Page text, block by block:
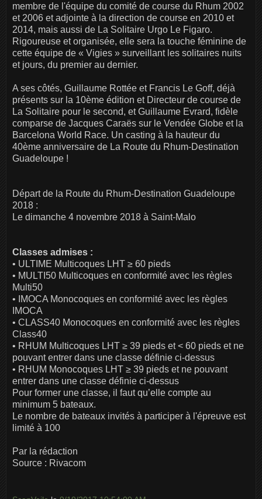
membre de l'équipe du comité de course du Rhum 2002
et 2006 et adjointe à la direction de course en 2010 et
2014, mais aussi de La Solitaire Urgo Le Figaro.
Rigoureuse et organisée, elle sera la touche féminine de
cette équipe de « Vigies » surveillant les solitaires nuits
et jours, du premier au dernier.
A ses côtés, Guillaume Rottée et Francis Le Goff, déjà
présents sur la 10ème édition et Directeur de course de
La Solitaire pour le second, et Guillaume Evrard, fidèle
comparse de Jacques Caraës sur le Vendée Globe et la
Barcelona World Race. Un casting à la hauteur du
40ème anniversaire de La Route du Rhum-Destination
Guadeloupe !
Départ de la Route du Rhum-Destination Guadeloupe
2018 :
Le dimanche 4 novembre 2018 à Saint-Malo
Classes admises :
• ULTIME Multicoques LHT ≥ 60 pieds
• MULTI50 Multicoques en conformité avec les règles
Multi50
• IMOCA Monocoques en conformité avec les règles
IMOCA
• CLASS40 Monocoques en conformité avec les règles
Class40
• RHUM Multicoques LHT ≥ 39 pieds et < 60 pieds et ne
pouvant entrer dans une classe définie ci-dessus
• RHUM Monocoques LHT ≥ 39 pieds et ne pouvant
entrer dans une classe définie ci-dessus
Pour former une classe, il faut qu’elle compte au
minimum 5 bateaux.
Le nombre de bateaux invités à participer à l'épreuve est
limité à 100
Par la rédaction
Source : Rivacom